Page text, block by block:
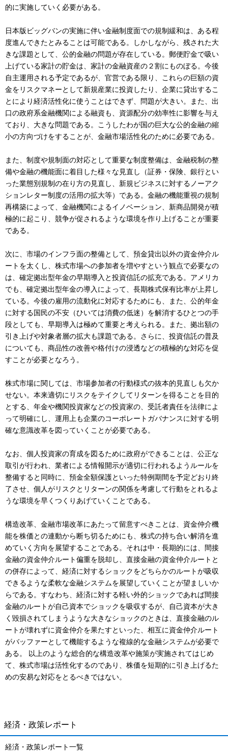
的に実施していく必要がある。
日本版ビッグバンの実施に伴い金融制度面での規制緩和は、ある程
度進んできたとみることは可能である。しかしながら、残された大
きな課題として、公的金融の問題が存在している。郵便貯金で吸い
上げている家計の貯金は、家計の金融資産の２割にものぼる。今後
自主運用される予定であるが、官営である限り、これらの巨額の資
金をリスクマネーとして新規産業に投資したり、企業に貸出するこ
とにより経済活性化に使うことはできず、問題が大きい。また、出
口の政府系金融機関による融資も、資源配分の効率性に影響を与え
ており、大きな問題である。こうしたわが国の巨大な公的金融の縮
小の方向づけをすることが、金融市場活性化のために必要である。
また、制度や規制面の対応として重要な制度整備は、金融税制の整
備や金融の機能面に着目した様々な見直し（証券・保険、銀行とい
った業態別規制の在り方の見直し、新規ビジネスに対するノーアク
ションレター制度の活用の拡大等）である。金融の機能重視の規制
再構築によって、金融機関によるイノベーション、新商品開発が積
極的に起こり、競争が促されるような環境を作り上げることが重要
である。
次に、市場のインフラ面の整備として、預金貸出以外の資金仲介ル
ートを太くし、株式市場への参加者を増やすという観点で必要なの
は、確定拠出型年金の早期導入と投資信託の拡充である。アメリカ
でも、確定拠出型年金の導入によって、長期株式保有比率が上昇し
ている。今後の雇用の流動化に対応するためにも、また、公的年金
に対する国民の不安（ひいては消費の低迷）を解消するひとつの手
段としても、早期導入は極めて重要と考えられる。また、拠出額の
引き上げや対象者層の拡大も課題である。さらに、投資信託の普及
についても、商品性の改善や格付けの浸透などの積極的な対応を促
すことが必要となろう。
株式市場に関しては、市場参加者の行動様式の抜本的見直しも欠か
せない。本来適切にリスクをテイクしてリターンを得ることを目的
とする、年金や機関投資家などの投資家の、受託者責任を法律によ
って明確にし、運用上も企業のコーポレートガバナンスに対する明
確な意識改革を図っていくことが必要である。
なお、個人投資家の育成を図るために政府ができることは、公正な
取引が行われ、業者による情報開示が適切に行われるようルールを
整備すると同時に、預金全額保護といった特例期間を予定どおり終
了させ、個人がリスクとリターンの関係を考慮して行動をとれるよ
うな環境を早くつくりあげていくことである。
構造改革、金融市場改革にあたって留意すべきことは、資金仲介機
能を株価との連動から断ち切るためにも、株式の持ち合い解消を進
めていく方向を展望することである。それは中・長期的には、間接
金融の資金仲介ルート偏重を脱却し、直接金融の資金仲介ルートと
の併存によって、経済に対するショックをどちらかのルートが吸収
できるような柔軟な金融システムを展望していくことが望ましいか
らである。すなわち、経済に対する軽い外的ショックであれば間接
金融のルートが自己資本でショックを吸収するが、自己資本が大き
く毀損されてしまうような大きなショックのときは、直接金融のル
ートが壊れずに資金仲介を果たすといった、相互に資金仲介ルート
がバッファーとして機能するような複線的な金融システムが必要で
ある。 以上のような総合的な構造改革や施策が実施されてはじめ
て、株式市場は活性化するのであり、株価を短期的に引き上げるた
めの安易な対応をとるべきではない。
経済・政策レポート
経済・政策レポート一覧